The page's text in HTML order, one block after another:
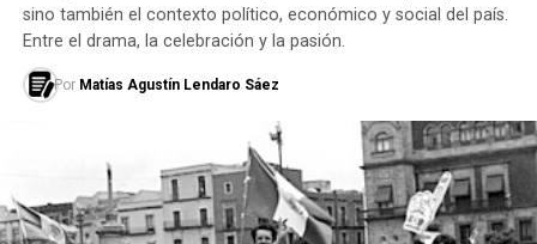
sino también el contexto político, económico y social del país.
Entre el drama, la celebración y la pasión.
Por Matías Agustín Lendaro Sáez